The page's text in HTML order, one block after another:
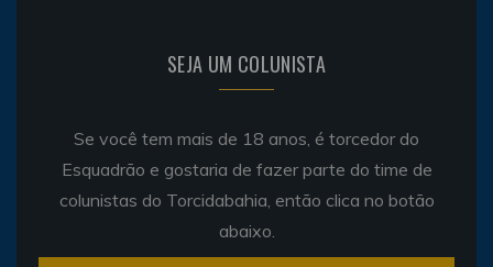
SEJA UM COLUNISTA
Se você tem mais de 18 anos, é torcedor do
Esquadrão e gostaria de fazer parte do time de
colunistas do Torcidabahia, então clica no botão
abaixo.